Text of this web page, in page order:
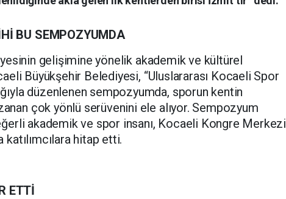
BU SEMPOZYUMDA
gelişimine yönelik akademik ve kültürel
Büyükşehir Belediyesi, “Uluslararası Kocaeli Spor
düzenlenen sempozyumda, sporun kentin
çok yönlü serüvenini ele alıyor. Sempozyum
akademik ve spor insanı, Kocaeli Kongre Merkezi
katılımcılara hitap etti.
ETTİ